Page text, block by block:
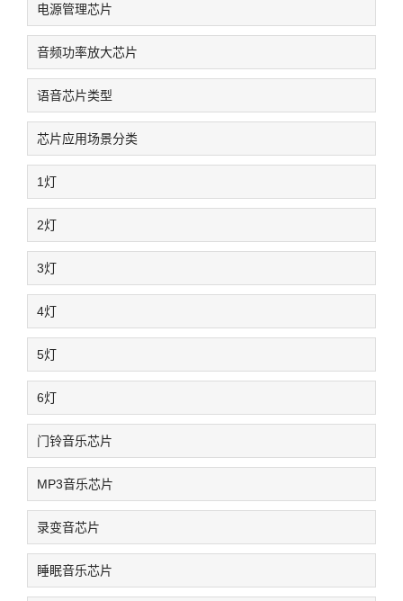
电源管理芯片
音频功率放大芯片
语音芯片类型
芯片应用场景分类
1灯
2灯
3灯
4灯
5灯
6灯
门铃音乐芯片
MP3音乐芯片
录变音芯片
睡眠音乐芯片